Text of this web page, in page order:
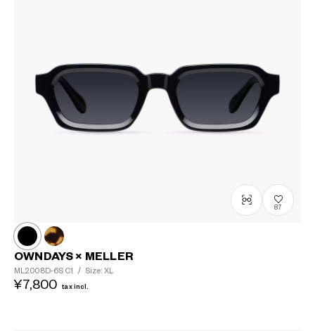
87
OWNDAYS × MELLER
ML2008D-6S C1 / Size: XL
¥7,800 tax incl.